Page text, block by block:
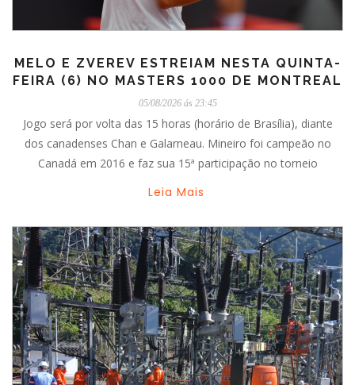
MELO E ZVEREV ESTREIAM NESTA QUINTA-
FEIRA (6) NO MASTERS 1000 DE MONTREAL
05/08/2026 ás 23:45
Jogo será por volta das 15 horas (horário de Brasília), diante
dos canadenses Chan e Galarneau. Mineiro foi campeão no
Canadá em 2016 e faz sua 15ª participação no torneio
Leia Mais